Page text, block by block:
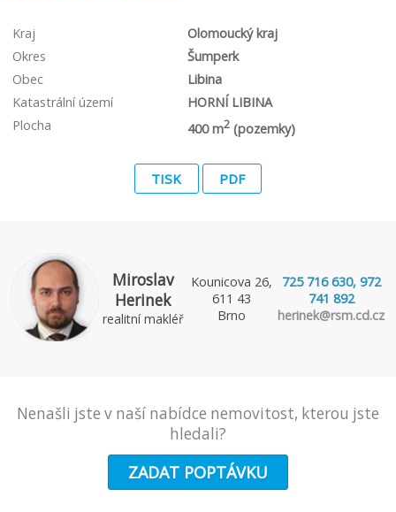
Kraj
Olomoucký kraj
Okres
Šumperk
Obec
Libina
Katastrální území
HORNÍ LIBINA
Plocha
400 m2(pozemky)
TISK PDF
Miroslav
Herinek
realitní makléř
Kounicova 26,
611 43
Brno
725 716 630, 972
741 892
herinek@rsm.cd.cz
Nenašli jste v naší nabídce nemovitost, kterou jste
hledali?
ZADAT POPTÁVKU